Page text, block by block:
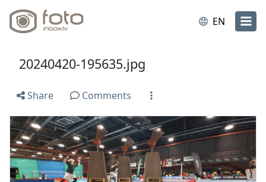
EN
20240420-195635.jpg
Share Comments